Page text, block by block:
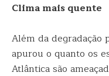
Clima mais quente
Além da degradação
apurou o quanto os
Atlântica são